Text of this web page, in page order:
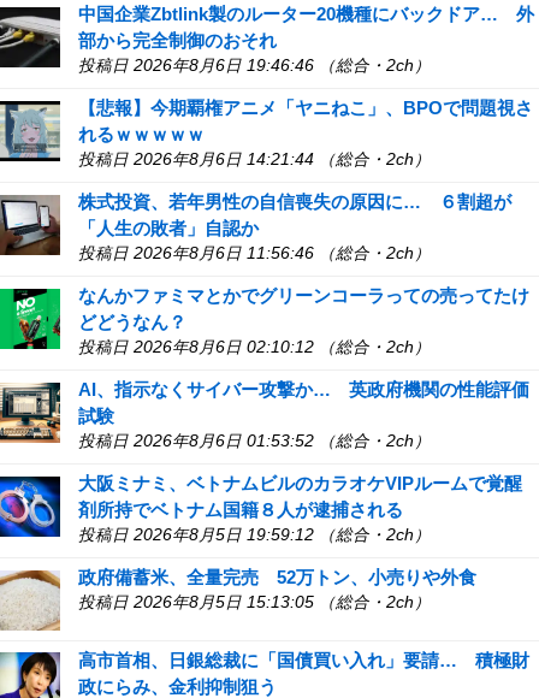
中国企業Zbtlink製のルーター20機種にバックドア… 外
部から完全制御のおそれ
投稿日 2026年8月6日 19:46:46 （総合・2ch）
【悲報】今期覇権アニメ「ヤニねこ」、BPOで問題視さ
れるｗｗｗｗｗ
投稿日 2026年8月6日 14:21:44 （総合・2ch）
株式投資、若年男性の自信喪失の原因に… ６割超が
「人生の敗者」自認か
投稿日 2026年8月6日 11:56:46 （総合・2ch）
なんかファミマとかでグリーンコーラっての売ってたけ
どどうなん？
投稿日 2026年8月6日 02:10:12 （総合・2ch）
AI、指示なくサイバー攻撃か… 英政府機関の性能評価
試験
投稿日 2026年8月6日 01:53:52 （総合・2ch）
大阪ミナミ、ベトナムビルのカラオケVIPルームで覚醒
剤所持でベトナム国籍８人が逮捕される
投稿日 2026年8月5日 19:59:12 （総合・2ch）
政府備蓄米、全量完売 52万トン、小売りや外食
投稿日 2026年8月5日 15:13:05 （総合・2ch）
高市首相、日銀総裁に「国債買い入れ」要請… 積極財
政にらみ、金利抑制狙う